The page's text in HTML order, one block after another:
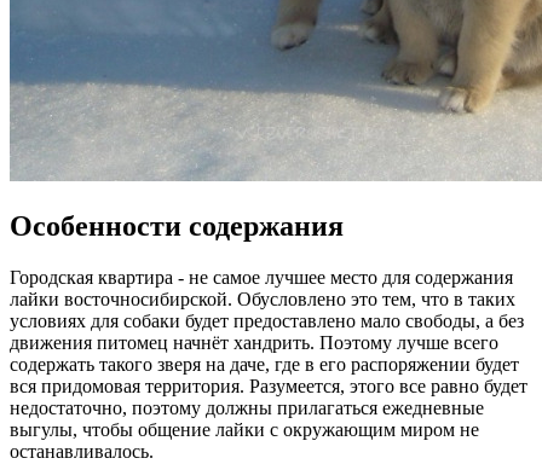
Особенности содержания
Городская квартира - не самое лучшее место для содержания
лайки восточносибирской. Обусловлено это тем, что в таких
условиях для собаки будет предоставлено мало свободы, а без
движения питомец начнёт хандрить. Поэтому лучше всего
содержать такого зверя на даче, где в его распоряжении будет
вся придомовая территория. Разумеется, этого все равно будет
недостаточно, поэтому должны прилагаться ежедневные
выгулы, чтобы общение лайки с окружающим миром не
останавливалось.